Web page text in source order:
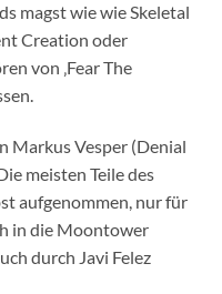
magst wie wie Skeletal
Creation oder
von ‚Fear The
Markus Vesper (Denial
meisten Teile des
aufgenommen, nur für
in die Moontower
durch Javi Felez